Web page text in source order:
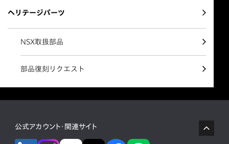
ヘリテージパーツ
NSX取扱部品
部品復刻リクエスト
公式アカウント・関連サイト